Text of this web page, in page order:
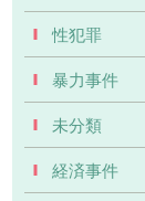
性犯罪
暴力事件
未分類
経済事件